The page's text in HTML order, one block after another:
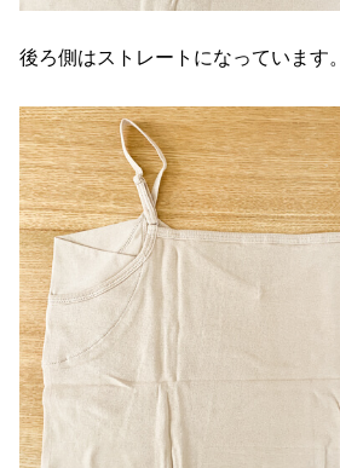
後ろ側はストレートになっています。